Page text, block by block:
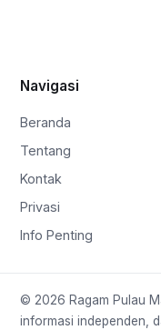
Navigasi
Beranda
Tentang
Kontak
Privasi
Info Penting
© 2026 Ragam Pulau
informasi independen,